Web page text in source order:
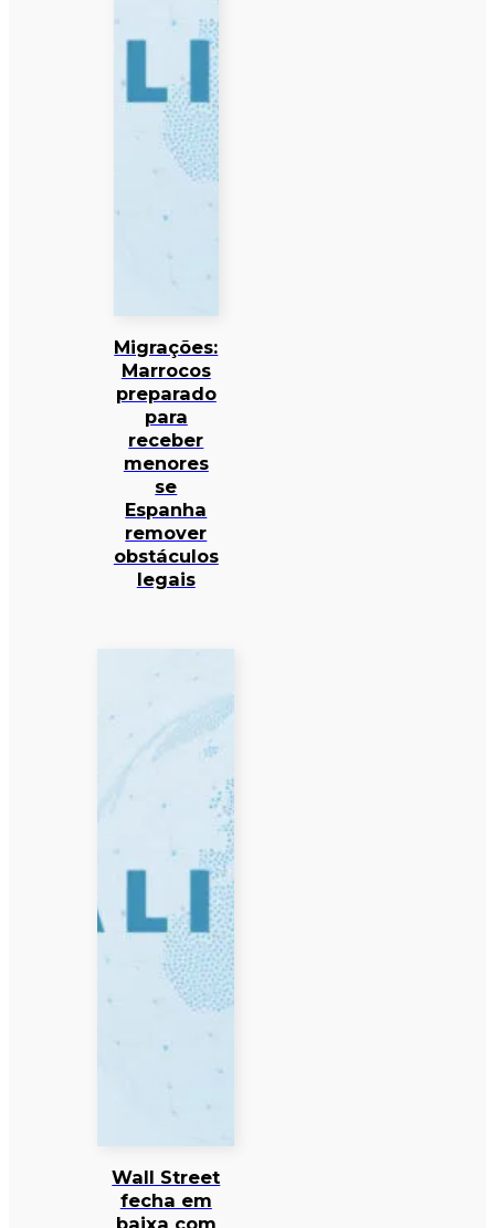
Migrações:
Marrocos
preparado
para
receber
menores
se
Espanha
remover
obstáculos
legais
Wall Street
fecha em